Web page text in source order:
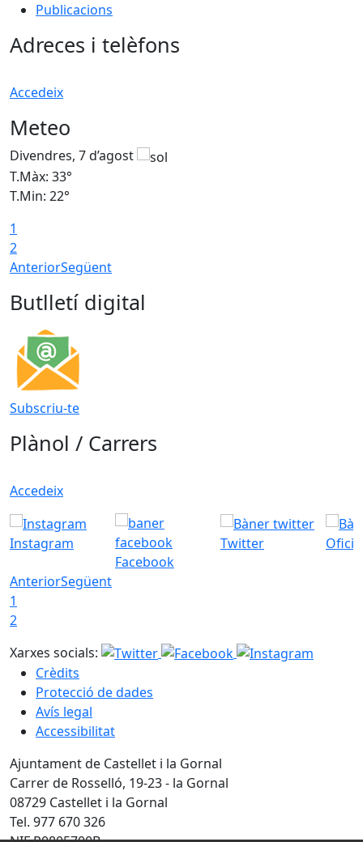
Publicacions
Adreces i telèfons
Accedeix
Meteo
Divendres, 7 d’agost
T.Màx: 33°
T.Min: 22°
1
2
AnteriorSegüent
Butlletí digital
Subscriu-te
Plànol / Carrers
Accedeix
Instagram
Facebook
Twitter
AnteriorSegüent
1
2
Xarxes socials:
Crèdits
Protecció de dades
Avís legal
Accessibilitat
Ajuntament de Castellet i la Gornal
Carrer de Rosselló, 19-23 - la Gornal
08729 Castellet i la Gornal
Tel. 977 670 326